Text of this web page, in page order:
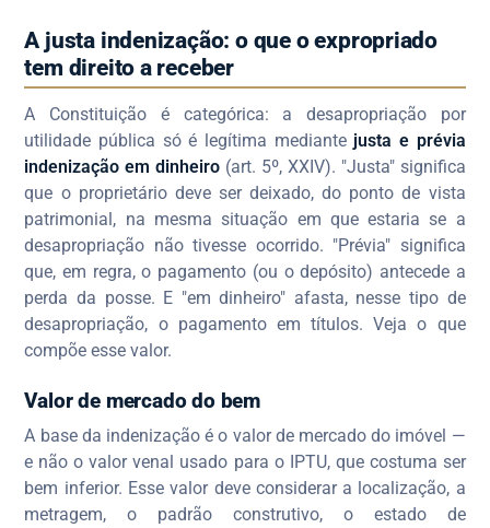
A justa indenização: o que o expropriado
tem direito a receber
A Constituição é categórica: a desapropriação por
utilidade pública só é legítima mediante justa e prévia
indenização em dinheiro (art. 5º, XXIV). "Justa" significa
que o proprietário deve ser deixado, do ponto de vista
patrimonial, na mesma situação em que estaria se a
desapropriação não tivesse ocorrido. "Prévia" significa
que, em regra, o pagamento (ou o depósito) antecede a
perda da posse. E "em dinheiro" afasta, nesse tipo de
desapropriação, o pagamento em títulos. Veja o que
compõe esse valor.
Valor de mercado do bem
A base da indenização é o valor de mercado do imóvel —
e não o valor venal usado para o IPTU, que costuma ser
bem inferior. Esse valor deve considerar a localização, a
metragem, o padrão construtivo, o estado de